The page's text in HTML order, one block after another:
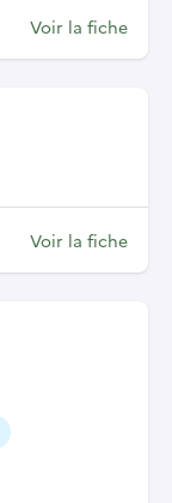
Voir la fiche
Voir la fiche